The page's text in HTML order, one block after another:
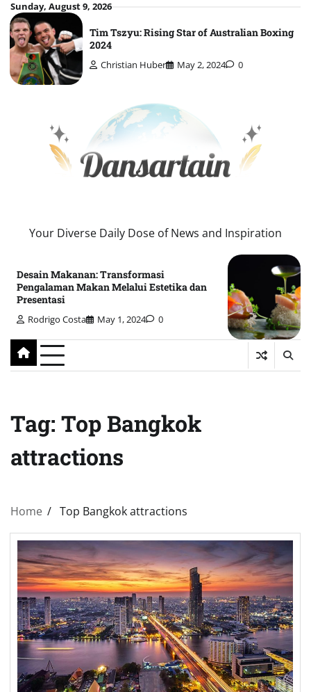
Skip
to
content
Sunday, August 9, 2026
Tim Tszyu: Rising Star of Australian Boxing
2024
Christian Huber May 2, 2024 0
Your Diverse Daily Dose of News and Inspiration
Desain Makanan: Transformasi
Pengalaman Makan Melalui Estetika dan
Presentasi
Rodrigo Costa May 1, 2024 0
Tag: Top Bangkok
attractions
Home Top Bangkok attractions